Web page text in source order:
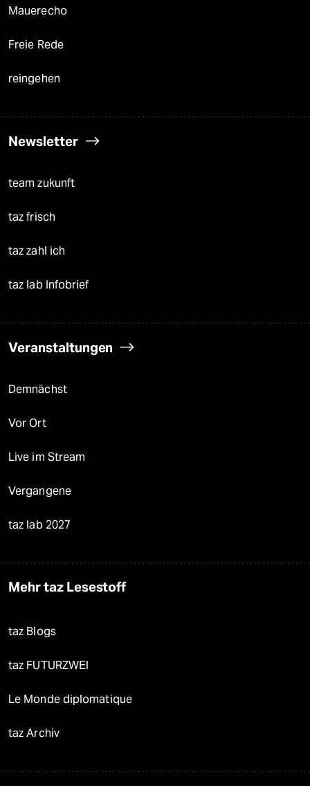
Mauerecho
Freie Rede
reingehen
Newsletter
team zukunft
taz frisch
taz zahl ich
taz lab Infobrief
Veranstaltungen
Demnächst
Vor Ort
Live im Stream
Vergangene
taz lab 2027
Mehr taz Lesestoff
taz Blogs
taz FUTURZWEI
Le Monde diplomatique
taz Archiv